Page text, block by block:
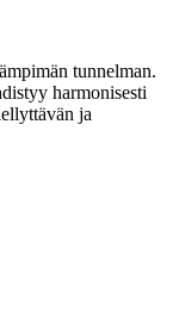
tunnelman.
harmonisesti
ja